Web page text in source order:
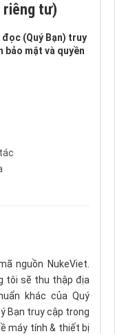
riêng tư)
(Quý Bạn) truy
bảo mật và quyền
nguồn NukeViet.
tôi sẽ thu thập địa
khác của Quý
Bạn truy cập trong
máy tính & thiết bị